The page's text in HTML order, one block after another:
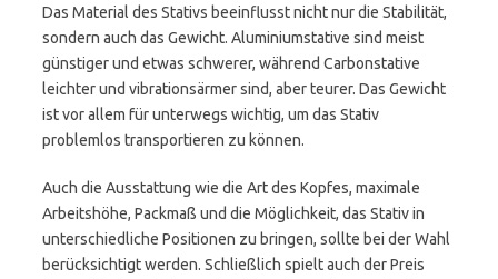
Das Material des Stativs beeinflusst nicht nur die Stabilität,
sondern auch das Gewicht. Aluminiumstative sind meist
günstiger und etwas schwerer, während Carbonstative
leichter und vibrationsärmer sind, aber teurer. Das Gewicht
ist vor allem für unterwegs wichtig, um das Stativ
problemlos transportieren zu können.
Auch die Ausstattung wie die Art des Kopfes, maximale
Arbeitshöhe, Packmaß und die Möglichkeit, das Stativ in
unterschiedliche Positionen zu bringen, sollte bei der Wahl
berücksichtigt werden. Schließlich spielt auch der Preis